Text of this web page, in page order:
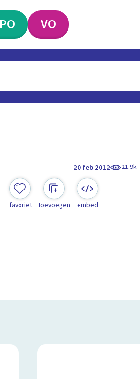
PO VO
20 feb 2012 21.9k
favoriet toevoegen embed